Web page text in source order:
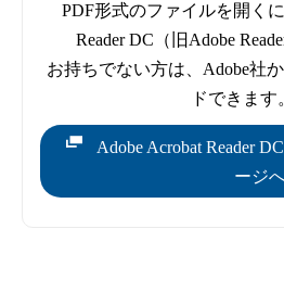
PDF形式のファイルを開く
Reader DC（旧Adobe
お持ちでない方は、Adobe社
ドできます
Adobe Acrobat Reader
ージ